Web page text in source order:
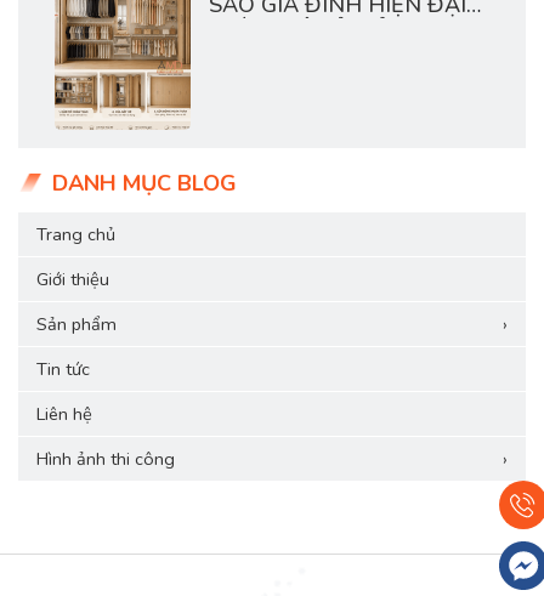
DANH MỤC BLOG
Trang chủ
Giới thiệu
Sản phẩm
›
Tin tức
Liên hệ
Hình ảnh thi công
›